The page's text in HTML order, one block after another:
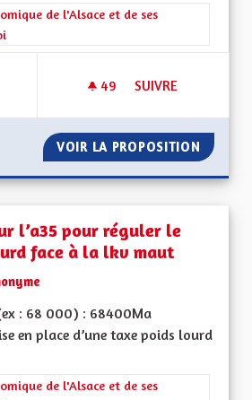
de la catégorie : L'attractivité
de l'Alsace et de ses
49 49 ABONNÉS
SUIVRE
VOIR LA PROPOSITION
l’a35 pour réguler le
face à la lkv maut
: 68 000) : 68400Ma
en place d’une taxe poids lourd
de la catégorie : L'attractivité
de l'Alsace et de ses